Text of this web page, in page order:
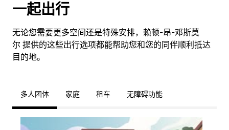
一起出行
无论您需要更多空间还是特殊安排，赖顿-昂-邓斯莫
尔 提供的这些出行选项都能帮助您和您的同伴顺利抵达
目的地。
多人团体 家庭 租车 无障碍功能